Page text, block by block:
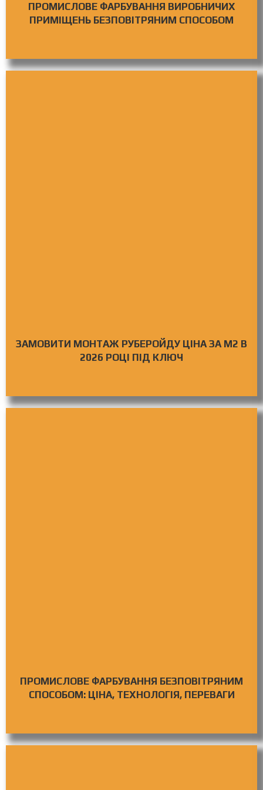
ПРОМИСЛОВЕ ФАРБУВАННЯ ВИРОБНИЧИХ
ПРИМІЩЕНЬ БЕЗПОВІТРЯНИМ СПОСОБОМ
ЗАМОВИТИ МОНТАЖ РУБЕРОЙДУ ЦІНА ЗА М2 В
2026 РОЦІ ПІД КЛЮЧ
ПРОМИСЛОВЕ ФАРБУВАННЯ БЕЗПОВІТРЯНИМ
СПОСОБОМ: ЦІНА, ТЕХНОЛОГІЯ, ПЕРЕВАГИ